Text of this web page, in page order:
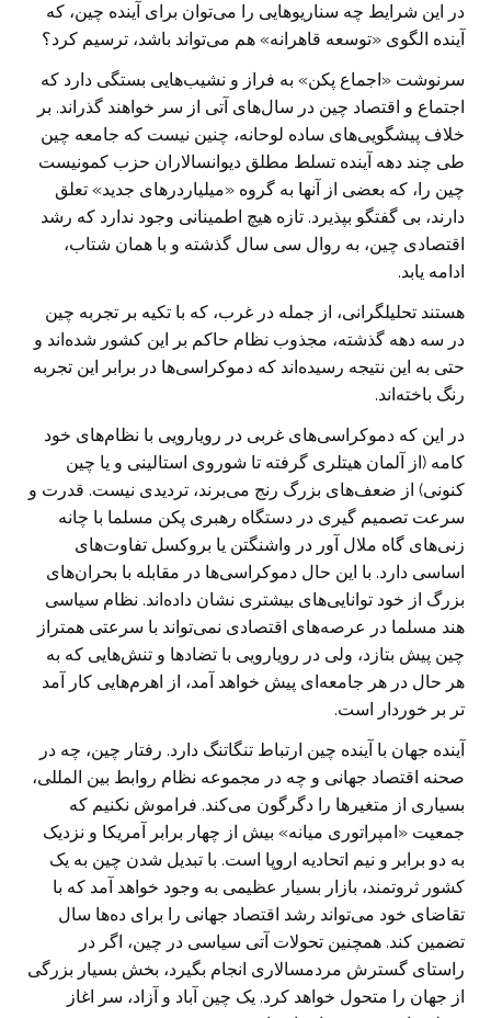
در این شرایط چه سناریو‌هایی را می‌توان برای آینده چین، که
آینده الگوی «توسعه قاهرانه» هم می‌تواند باشد، ترسیم کرد؟
سرنوشت «اجماع پکن» به فراز و نشیب‌هایی بستگی دارد که
اجتماع و اقتصاد چین در سال‌های آتی از سر خواهند گذراند. بر
خلاف پیشگویی‌های ساده لوحانه، چنین نیست که جامعه چین
طی چند دهه آینده تسلط مطلق دیوانسالاران حزب کمونیست
چین را، که بعضی از آنها به گروه «میلیاردر‌های جدید» تعلق
دارند، بی گفتگو بپذیرد. تازه هیچ اطمینانی وجود ندارد که رشد
اقتصادی چین، به روال سی سال گذشته و با همان شتاب،
ادامه یابد.
هستند تحلیلگرانی، از جمله در غرب، که با تکیه بر تجربه چین
در سه دهه گذشته، مجذوب نظام حاکم بر این کشور شده‌اند و
حتی به این نتیجه رسیده‌اند که دموکراسی‌ها در برابر این تجربه
رنگ باخته‌اند.
در این که دموکراسی‌های غربی در رویارویی با نظام‌های خود
کامه (از آلمان هیتلری گرفته تا شوروی استالینی و یا چین
کنونی) از ضعف‌های بزرگ رنج می‌برند، تردیدی نیست. قدرت و
سرعت تصمیم گیری در دستگاه رهبری پکن مسلما با چانه
زنی‌های گاه ملال آور در واشنگتن یا بروکسل تفاوت‌های
اساسی دارد. با این حال دموکراسی‌ها در مقابله با بحران‌های
بزرگ از خود توانایی‌های بیشتری نشان داده‌اند. نظام سیاسی
هند مسلما در عرصه‌های اقتصادی نمی‌تواند با سرعتی همتراز
چین پیش بتازد، ولی در رویارویی با تضاد‌ها و تنش‌هایی که به
هر حال در هر جامعه‌ای پیش خواهد آمد، از اهرم‌هایی کار آمد
تر بر خوردار است.
آینده جهان با آینده چین ارتباط تنگاتنگ دارد. رفتار چین، چه در
صحنه اقتصاد جهانی و چه در مجموعه نظام روابط بین المللی،
بسیاری از متغیر‌ها را دگرگون می‌کند. فراموش نکنیم که
جمعیت «امپراتوری میانه» بیش از چهار برابر آمریکا و نزدیک
به دو برابر و نیم اتحادیه اروپا است. با تبدیل شدن چین به یک
کشور ثروتمند، بازار بسیار عظیمی به وجود خواهد آمد که با
تقاضای خود می‌تواند رشد اقتصاد جهانی را برای ده‌ها سال
تضمین کند. همچنین تحولات آتی سیاسی در چین، اگر در
راستای گسترش مردمسالاری انجام بگیرد، بخش بسیار بزرگی
از جهان را متحول خواهد کرد. یک چین آباد و آزاد، سر اغاز